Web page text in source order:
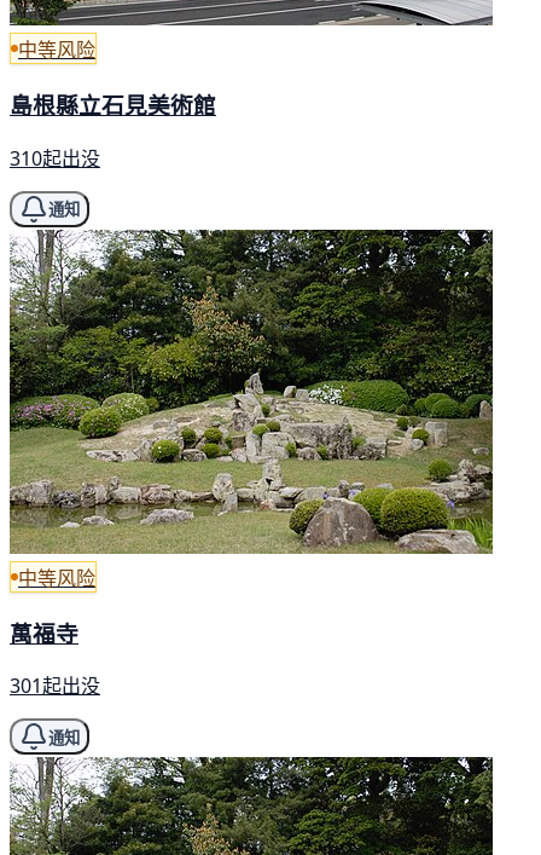
中等风险
島根縣立石見美術館
310起出没
通知
中等风险
萬福寺
301起出没
通知